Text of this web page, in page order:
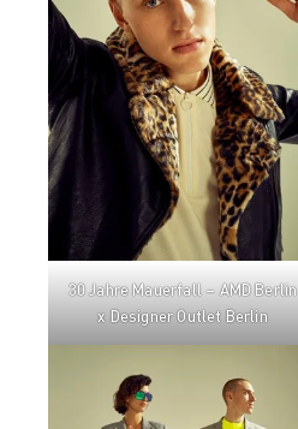
30 Jahre Mauerfall – AMD Berlin
x Designer Outlet Berlin